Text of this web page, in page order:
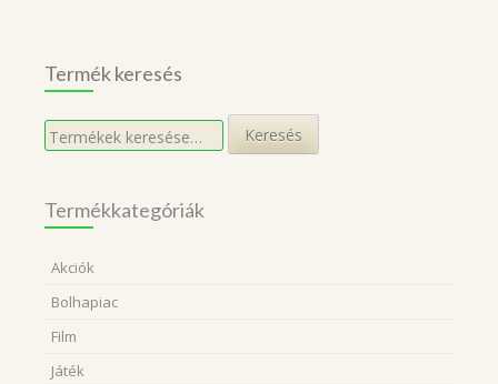
Termék keresés
Keresés
a
Keresés
Termékkategóriák
Akciók
Bolhapiac
Film
Játék